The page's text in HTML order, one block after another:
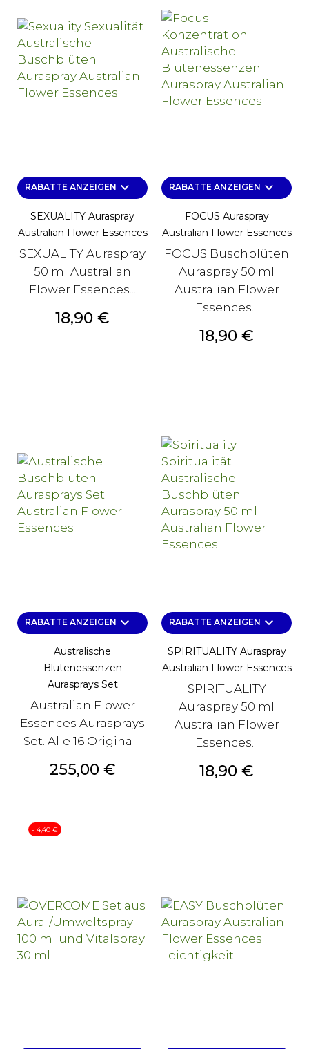
RABATTE ANZEIGEN keyboard_arrow_down
SEXUALITY Auraspray
Australian Flower Essences
SEXUALITY Auraspray
50 ml Australian
Flower Essences...
Preis
18,90 €
RABATTE ANZEIGEN keyboard_arrow_down
FOCUS Auraspray
Australian Flower Essences
FOCUS Buschblüten
Auraspray 50 ml
Australian Flower
Essences...
Preis
18,90 €
RABATTE ANZEIGEN keyboard_arrow_down
Australische
Blütenessenzen
Aurasprays Set
Australian Flower
Essences Aurasprays
Set. Alle 16 Original...
Preis
255,00 €
RABATTE ANZEIGEN keyboard_arrow_down
SPIRITUALITY Auraspray
Australian Flower Essences
SPIRITUALITY
Auraspray 50 ml
Australian Flower
Essences...
Preis
18,90 €
- 4,40 €